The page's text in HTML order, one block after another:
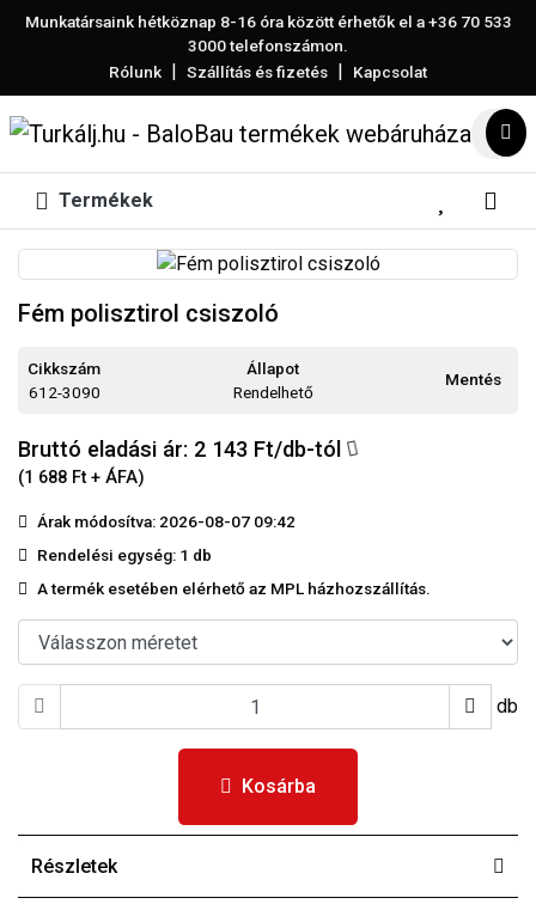
Munkatársaink hétköznap 8-16 óra között érhetők el a+36 70 533
3000telefonszámon.
Rólunk | Szállítás és fizetés | Kapcsolat
Termékek
Fém polisztirol csiszoló
Cikkszám
612-3090
Állapot
Rendelhető
Mentés
Bruttó eladási ár: 2 143 Ft/db-tól
(1 688 Ft + ÁFA)
Árak módosítva: 2026-08-07 09:42
Rendelési egység: 1 db
A termék esetében elérhető az MPL házhozszállítás.
db
Kosárba
Részletek